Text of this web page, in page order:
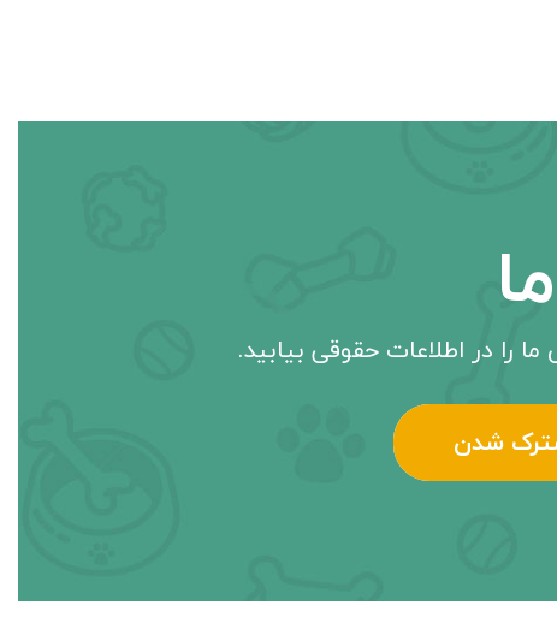
را در اطلاعات حقوقی بیابید.